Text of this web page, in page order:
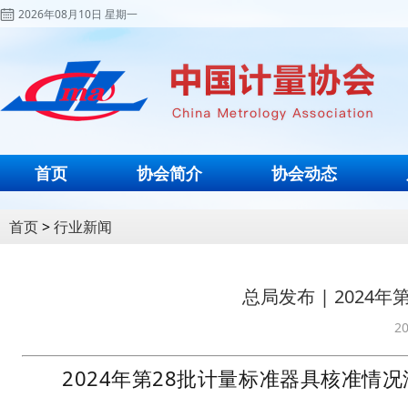
2026年08月10日 星期一
首页 协会简介 协会动态
首页>行业新闻
总局发布 | 2024年
2024年第28批计量标准器具核准情